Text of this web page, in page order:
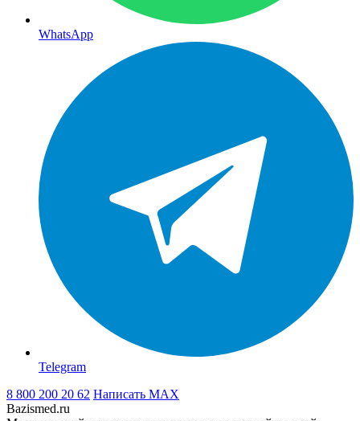
WhatsApp
Telegram
8 800 200 20 62 Написать MAX
Bazismed.ru